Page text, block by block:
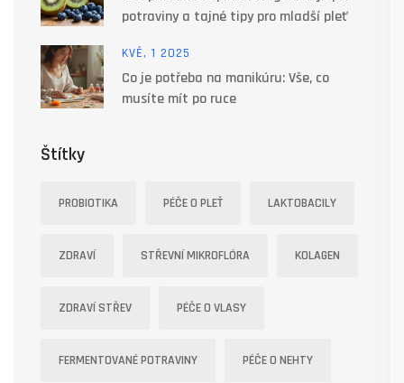
potraviny a tajné tipy pro mladší pleť
KVĚ, 1 2025
Co je potřeba na manikúru: Vše, co
musíte mít po ruce
Štítky
PROBIOTIKA PÉČE O PLEŤ LAKTOBACILY
ZDRAVÍ STŘEVNÍ MIKROFLÓRA KOLAGEN
ZDRAVÍ STŘEV PÉČE O VLASY
FERMENTOVANÉ POTRAVINY PÉČE O NEHTY